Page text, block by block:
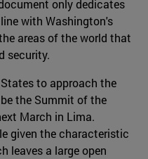
only dedicates
with Washington's
areas of the world that
security.
to approach the
the Summit of the
March in Lima.
given the characteristic
leaves a large open